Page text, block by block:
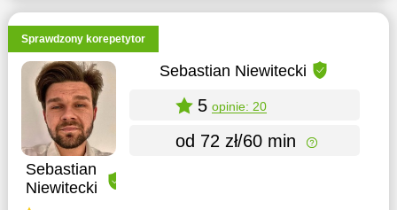
Sprawdzony korepetytor
Sebastian
Niewitecki
Sebastian Niewitecki
5 opinie: 20
od 72 zł/60 min